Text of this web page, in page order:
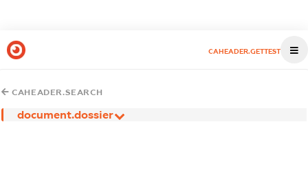
CAHEADER.GETTEST
CAHEADER.SEARCH
document.dossier